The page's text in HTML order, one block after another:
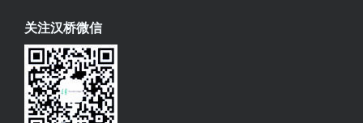
关注汉桥微信